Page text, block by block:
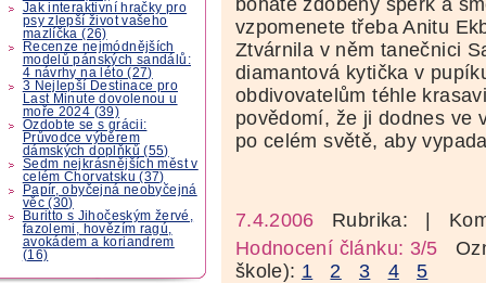
Jak interaktivní hračky pro
psy zlepší život vašeho
mazlíčka (26)
Recenze nejmódnějších
modelů pánských sandálů:
4 návrhy na léto (27)
3 Nejlepší Destinace pro
Last Minute dovolenou u
moře 2024 (39)
Ozdobte se s grácii:
Průvodce výběrem
dámských doplňků (55)
Sedm nejkrásnějších měst v
celém Chorvatsku (37)
Papír, obyčejná neobyčejná
věc (30)
Buritto s Jihočeským žervé,
fazolemi, hovězím ragú,
avokádem a koriandrem
(16)
vzpomenete třeba Anitu
Ztvárnila v něm tanečnici
diamantová kytička v
obdivovatelům téhle
povědomí, že ji dodnes ve
po celém světě, aby
7.4.2006 Rubrika:
|
Hodnocení článku: 3/5
škole): 1 2 3 4 5